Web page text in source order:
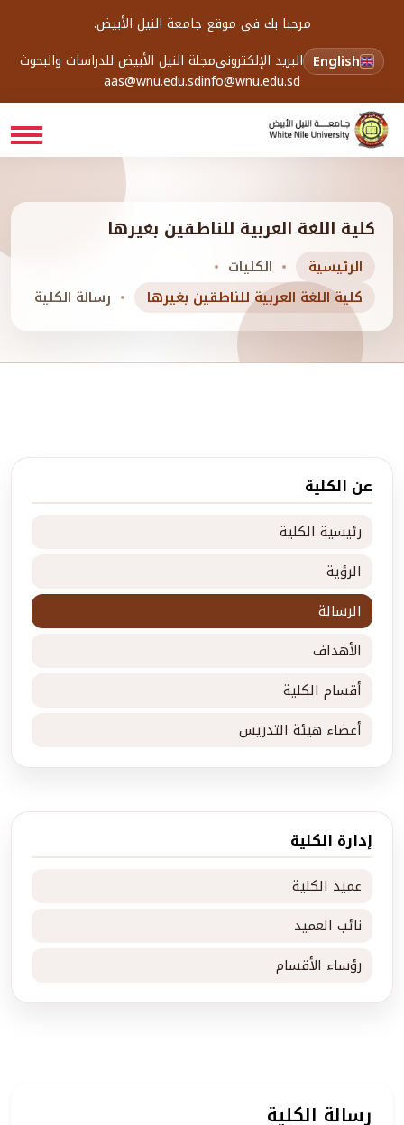
مرحبا بك في موقع جامعة النيل الأبيض.
English البريد الإلكترونيمجلة النيل الأبيض للدراسات والبحوث
info@wnu.edu.sd
aas@wnu.edu.sd
كلية اللغة العربية للناطقين بغيرها
الرئيسية
الكليات
كلية اللغة العربية للناطقين بغيرها
رسالة الكلية
عن الكلية
رئيسية الكلية
الرؤية
الرسالة
الأهداف
أقسام الكلية
أعضاء هيئة التدريس
إدارة الكلية
عميد الكلية
نائب العميد
رؤساء الأقسام
رسالة الكلية